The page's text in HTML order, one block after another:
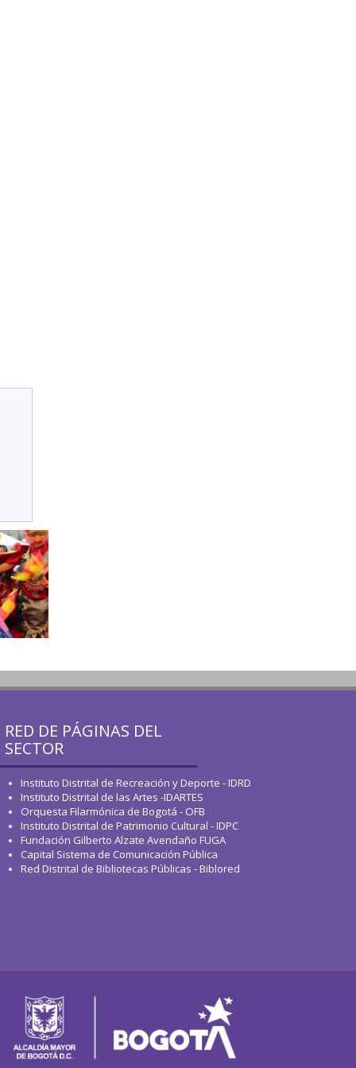
RED DE PÁGINAS DEL
SECTOR
Instituto Distrital de Recreación y Deporte - IDRD
Instituto Distrital de las Artes -IDARTES
Orquesta Filarmónica de Bogotá - OFB
Instituto Distrital de Patrimonio Cultural - IDPC
Fundación Gilberto Alzate Avendaño FUGA
Capital Sistema de Comunicación Pública
Red Distrital de Bibliotecas Públicas - Biblored